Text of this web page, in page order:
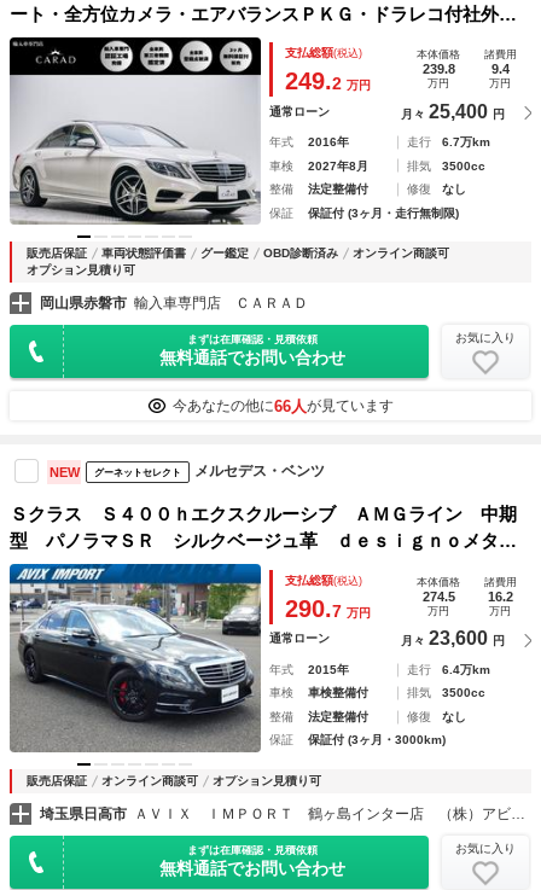
ート・全方位カメラ・エアバランスＰＫＧ・ドラレコ付社外デ
ジタルインナーミラー・ブラインドスポットモニター・ヘッド
アップディスプレイ・ステアリングアシスト・レーンキープ・
支払総額(税込)
249.2 万円
本体価格
239.8
万円
諸費用
9.4
万円
通常ローン 月々 25,400 円
年式 2016年 走行
6.7万km
車検
2027年8月 排気
3500cc
整備
法定整備付 修復
なし
保証
保証付 (3ヶ月・走行無制限)
販売店保証 車両状態評価書 グー鑑定 OBD診断済み
オンライン商談可
オプション見積り可
岡山県赤磐市 輸入車専門店 ＣＡＲＡＤ
まずは在庫確認・見積依頼
無料通話でお問い合わせ
お気に入り
今あなたの他に66人が見ています
NEW グーネットセレクト メルセデス・ベンツ
Ｓクラス Ｓ４００ｈエクスクルーシブ ＡＭＧライン 中期
型 パノラマＳＲ シルクベージュ革 ｄｅｓｉｇｎｏメタラ
イズドアッシュウッド レーダーセーフティＰＫＧ ＨＵＤ
純正ＨＤＤナビ地デジ３６０°カメラ Ｂｕｒｍｅｓｔｅｒ Ａ
ＭＧ１９ＡＷ 禁煙 正規Ｄ車
支払総額(税込)
290.7 万円
本体価格
274.5
万円
諸費用
16.2
万円
通常ローン 月々 23,600 円
年式 2015年 走行
6.4万km
車検
車検整備付 排気
3500cc
整備
法定整備付 修復
なし
保証
保証付 (3ヶ月・3000km)
販売店保証 オンライン商談可 オプション見積り可
埼玉県日高市 ＡＶＩＸ ＩＭＰＯＲＴ 鶴ヶ島インター店 （株）アビックス埼玉
まずは在庫確認・見積依頼
無料通話でお問い合わせ
お気に入り